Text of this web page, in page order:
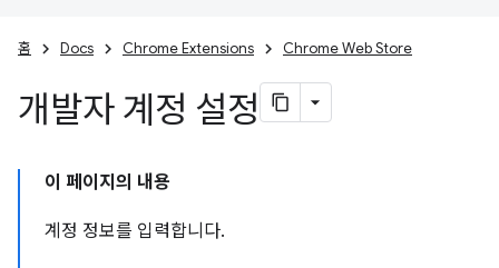
홈 Docs Chrome Extensions Chrome Web Store
개발자 계정 설정
이 페이지의 내용
계정 정보를 입력합니다.